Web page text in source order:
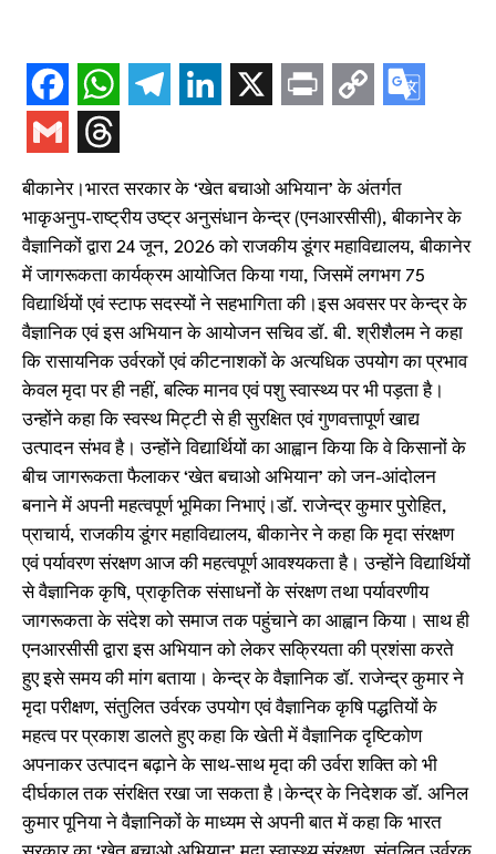
बीकानेर।भारत सरकार के ‘खेत बचाओ अभियान’ के अंतर्गत
भाकृअनुप-राष्ट्रीय उष्ट्र अनुसंधान केन्द्र (एनआरसीसी), बीकानेर के
वैज्ञानिकों द्वारा 24 जून, 2026 को राजकीय डूंगर महाविद्यालय, बीकानेर
में जागरूकता कार्यक्रम आयोजित किया गया, जिसमें लगभग 75
विद्यार्थियों एवं स्टाफ सदस्यों ने सहभागिता की।इस अवसर पर केन्द्र के
वैज्ञानिक एवं इस अभियान के आयोजन सचिव डॉ. बी. श्रीशैलम ने कहा
कि रासायनिक उर्वरकों एवं कीटनाशकों के अत्यधिक उपयोग का प्रभाव
केवल मृदा पर ही नहीं, बल्कि मानव एवं पशु स्वास्थ्य पर भी पड़ता है।
उन्होंने कहा कि स्वस्थ मिट्टी से ही सुरक्षित एवं गुणवत्तापूर्ण खाद्य
उत्पादन संभव है। उन्होंने विद्यार्थियों का आह्वान किया कि वे किसानों के
बीच जागरूकता फैलाकर ‘खेत बचाओ अभियान’ को जन-आंदोलन
बनाने में अपनी महत्वपूर्ण भूमिका निभाएं।डॉ. राजेन्द्र कुमार पुरोहित,
प्राचार्य, राजकीय डूंगर महाविद्यालय, बीकानेर ने कहा कि मृदा संरक्षण
एवं पर्यावरण संरक्षण आज की महत्वपूर्ण आवश्यकता है। उन्होंने विद्यार्थियों
से वैज्ञानिक कृषि, प्राकृतिक संसाधनों के संरक्षण तथा पर्यावरणीय
जागरूकता के संदेश को समाज तक पहुंचाने का आह्वान किया। साथ ही
एनआरसीसी द्वारा इस अभियान को लेकर सक्रियता की प्रशंसा करते
हुए इसे समय की मांग बताया। केन्द्र के वैज्ञानिक डॉ. राजेन्द्र कुमार ने
मृदा परीक्षण, संतुलित उर्वरक उपयोग एवं वैज्ञानिक कृषि पद्धतियों के
महत्व पर प्रकाश डालते हुए कहा कि खेती में वैज्ञानिक दृष्टिकोण
अपनाकर उत्पादन बढ़ाने के साथ-साथ मृदा की उर्वरा शक्ति को भी
दीर्घकाल तक संरक्षित रखा जा सकता है।केन्द्र के निदेशक डॉ. अनिल
कुमार पूनिया ने वैज्ञानिकों के माध्‍यम से अपनी बात में कहा कि भारत